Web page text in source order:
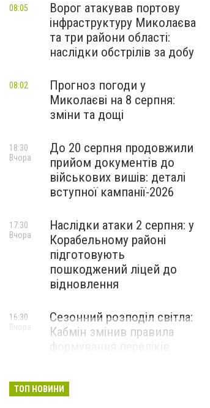
Ворог атакував портову
інфраструктуру Миколаєва
та три райони області:
наслідки обстрілів за добу
08:05
Прогноз погоди у
Миколаєві на 8 серпня:
зміни та дощі
08:02
До 20 серпня продовжили
прийом документів до
військових вишів: деталі
вступної кампанії-2026
18:30
Вчора
Наслідки атаки 2 серпня: у
Корабельному районі
підготовують
пошкоджений ліцей до
відновлення
17:30
Вчора
Сезонний розподіл світла:
Кабмін змінив правила
16:30
Вчора
ТОП НОВИНИ